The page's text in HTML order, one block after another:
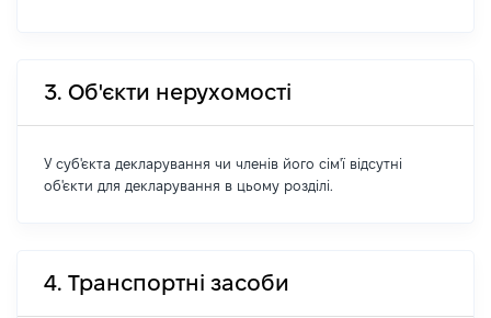
3. Об'єкти нерухомості
У суб'єкта декларування чи членів його сім'ї відсутні
об'єкти для декларування в цьому розділі.
4. Транспортні засоби